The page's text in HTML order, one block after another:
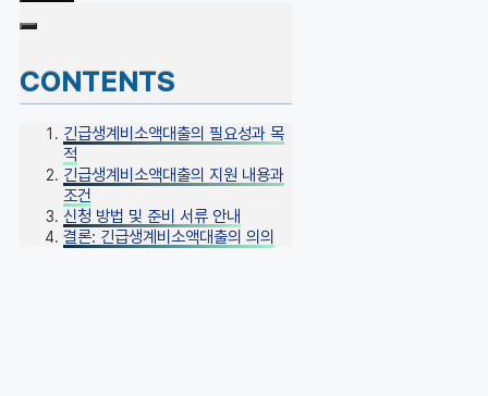
CONTENTS
긴급생계비소액대출의 필요성과 목
적
긴급생계비소액대출의 지원 내용과
조건
신청 방법 및 준비 서류 안내
결론: 긴급생계비소액대출의 의의